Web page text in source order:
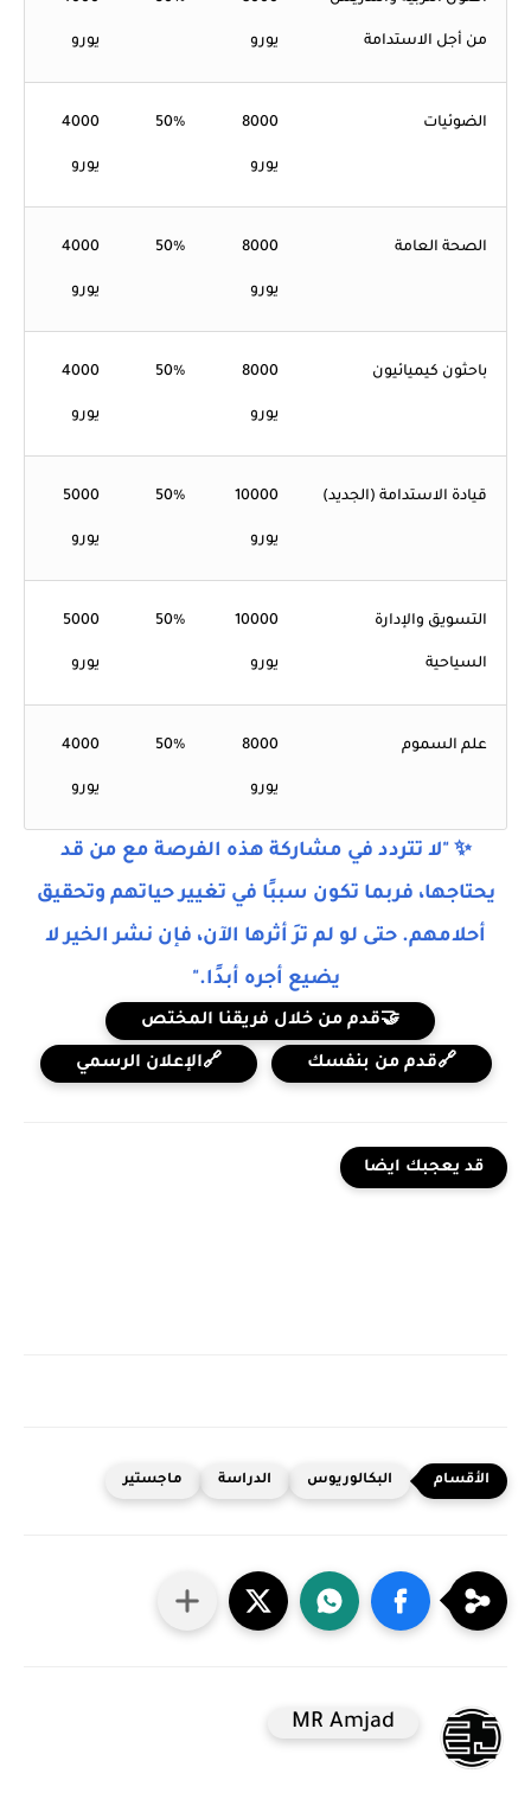
من أجل الاستدامة يورو يورو
الضوئيات 8000
يورو
50%
4000
يورو
الصحة العامة 8000
يورو
50%
4000
يورو
باحثون كيميائيون 8000
يورو
50%
4000
يورو
قيادة الاستدامة (الجديد) 10000
يورو
50%
5000
يورو
التسويق والإدارة
السياحية
10000
يورو
50%
5000
يورو
علم السموم 8000
يورو
50%
4000
يورو
✨ "لا تتردد في مشاركة هذه الفرصة مع من قد
يحتاجها، فربما تكون سببًا في تغيير حياتهم وتحقيق
أحلامهم. حتى لو لم ترَ أثرها الآن، فإن نشر الخير لا
يضيع أجره أبدًا."
🤝قدم من خلال فريقنا المختص
🔗قدم من بنفسك 🔗الإعلان الرسمي
قد يعجبك ايضا
البكالوريوس الدراسة ماجستير
MR Amjad